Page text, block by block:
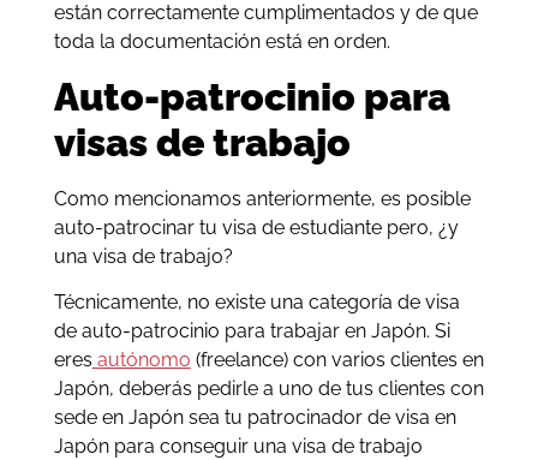
están correctamente cumplimentados y de que
toda la documentación está en orden.
Auto-patrocinio para
visas de trabajo
Como mencionamos anteriormente, es posible
auto-patrocinar tu visa de estudiante pero, ¿y
una visa de trabajo?
Técnicamente, no existe una categoría de visa
de auto-patrocinio para trabajar en Japón. Si
eres autónomo (freelance) con varios clientes en
Japón, deberás pedirle a uno de tus clientes con
sede en Japón sea tu patrocinador de visa en
Japón para conseguir una visa de trabajo